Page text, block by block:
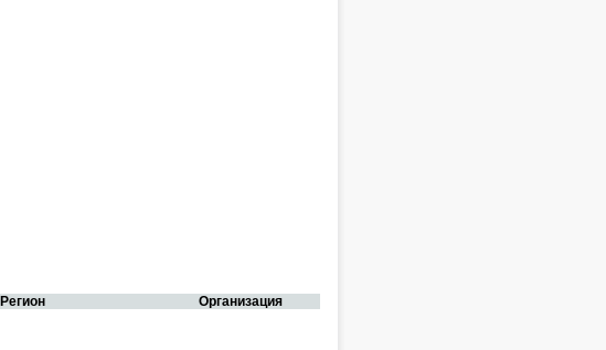
Регион Организация